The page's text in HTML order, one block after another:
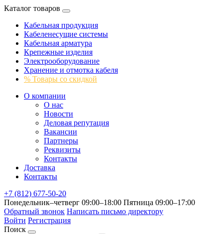
Каталог товаров
Кабельная продукция
Кабеленесущие системы
Кабельная арматура
Крепежные изделия
Электрооборудование
Хранение и отмотка кабеля
% Товары со скидкой
О компании
О нас
Новости
Деловая репутация
Вакансии
Партнеры
Реквизиты
Контакты
Доставка
Контакты
+7 (812) 677-50-20
Понедельник–четверг 09:00–18:00 Пятница 09:00–17:00
Обратный звонок Написать письмо директору
Войти Регистрация
Поиск